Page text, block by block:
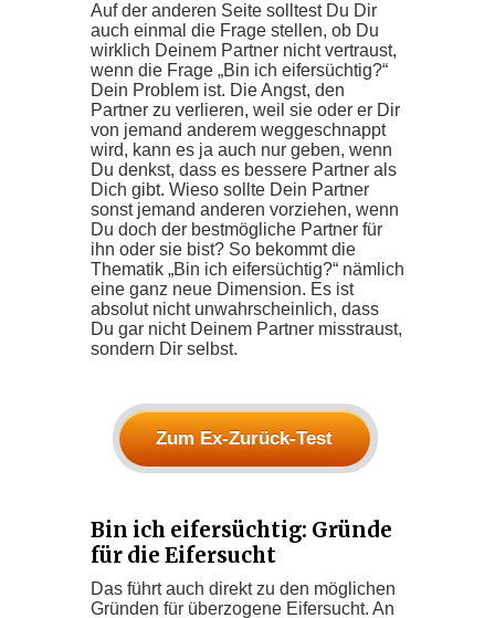
Auf der anderen Seite solltest Du Dir
auch einmal die Frage stellen, ob Du
wirklich Deinem Partner nicht vertraust,
wenn die Frage „Bin ich eifersüchtig?“
Dein Problem ist. Die Angst, den
Partner zu verlieren, weil sie oder er Dir
von jemand anderem weggeschnappt
wird, kann es ja auch nur geben, wenn
Du denkst, dass es bessere Partner als
Dich gibt. Wieso sollte Dein Partner
sonst jemand anderen vorziehen, wenn
Du doch der bestmögliche Partner für
ihn oder sie bist? So bekommt die
Thematik „Bin ich eifersüchtig?“ nämlich
eine ganz neue Dimension. Es ist
absolut nicht unwahrscheinlich, dass
Du gar nicht Deinem Partner misstraust,
sondern Dir selbst.
Zum Ex-Zurück-Test
Bin ich eifersüchtig: Gründe
für die Eifersucht
Das führt auch direkt zu den möglichen
Gründen für überzogene Eifersucht. An